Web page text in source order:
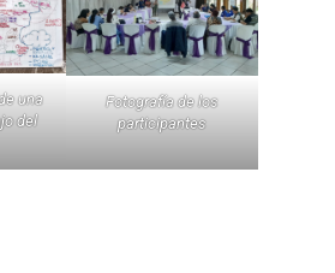
una
del
Fotografía de los
participantes